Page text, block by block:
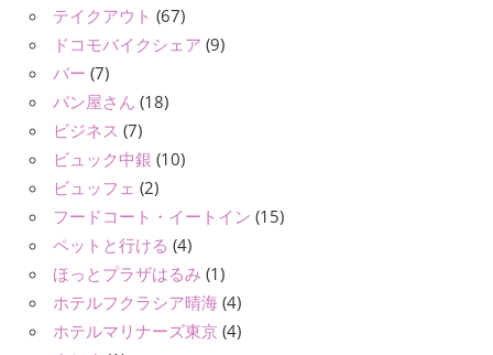
テイクアウト (67)
ドコモバイクシェア (9)
バー (7)
パン屋さん (18)
ビジネス (7)
ビュック中銀 (10)
ビュッフェ (2)
フードコート・イートイン (15)
ペットと行ける (4)
ほっとプラザはるみ (1)
ホテルフクラシア晴海 (4)
ホテルマリナーズ東京 (4)